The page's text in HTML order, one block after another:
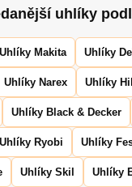
uhlíky
Uhlíky Makita Uhlíky
Uhlíky Narex Uhlíky
Uhlíky Black & Decker
Uhlíky Ryobi Uhlíky
Uhlíky Skil Uhlíky